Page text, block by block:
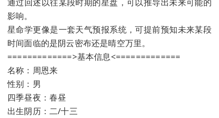
影响。
星命学更像是一套天气预报系统，可提前预知未来某段
时间面临的是阴云密布还是晴空万里。
=============>基本信息<=============
名称：周恩来
性别：男
四季昼夜：春昼
出生阴历：二/十三